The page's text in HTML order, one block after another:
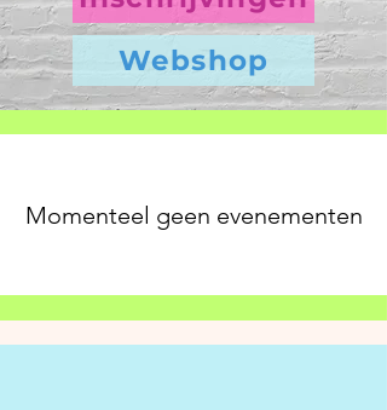
Webshop
Momenteel geen evenementen